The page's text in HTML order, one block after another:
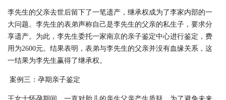
李先生的父亲去世后留下了一笔遗产，继承权成为了李家内部的一
大问题。李先生的表弟声称自己是李先生的父亲的私生子，要求分
享遗产。为此，李先生委托一家南京的亲子鉴定中心进行鉴定，费
用为2600元。结果表明，表弟与李先生的父亲并没有血缘关系，这
一结果为李先生赢得了继承权。
案例三：孕期亲子鉴定